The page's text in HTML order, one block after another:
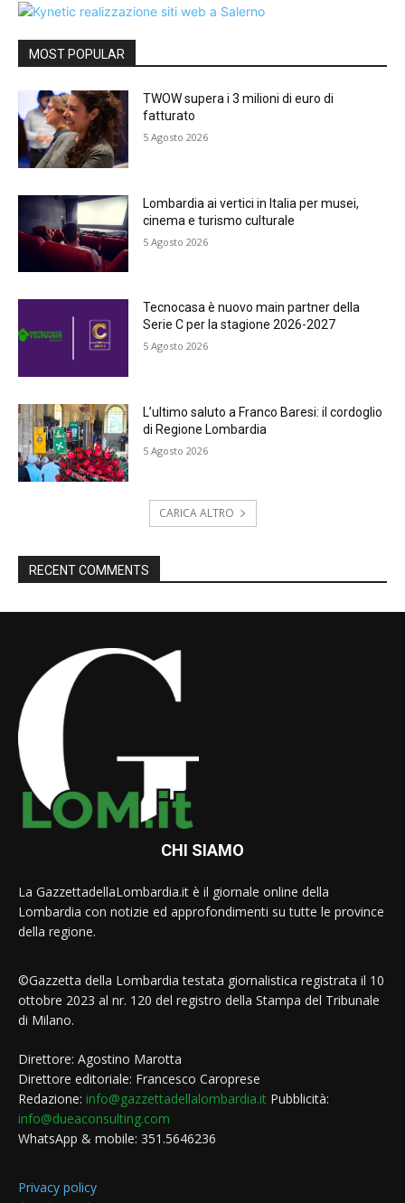
MOST POPULAR
TWOW supera i 3 milioni di euro di
fatturato
5 Agosto 2026
Lombardia ai vertici in Italia per musei,
cinema e turismo culturale
5 Agosto 2026
Tecnocasa è nuovo main partner della
Serie C per la stagione 2026-2027
5 Agosto 2026
L’ultimo saluto a Franco Baresi: il cordoglio
di Regione Lombardia
5 Agosto 2026
CARICA ALTRO
RECENT COMMENTS
CHI SIAMO
La GazzettadellaLombardia.it è il giornale online della
Lombardia con notizie ed approfondimenti su tutte le province
della regione.
©Gazzetta della Lombardia testata giornalistica registrata il 10
ottobre 2023 al nr. 120 del registro della Stampa del Tribunale
di Milano.
Direttore: Agostino Marotta
Direttore editoriale: Francesco Caroprese
Redazione: info@gazzettadellalombardia.it Pubblicità:
info@dueaconsulting.com
WhatsApp & mobile: 351.5646236
Privacy policy